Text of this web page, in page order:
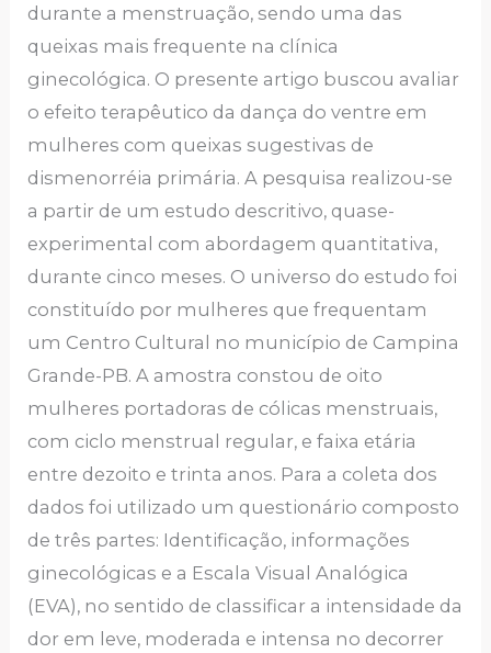
durante a menstruação, sendo uma das
queixas mais frequente na clínica
ginecológica. O presente artigo buscou avaliar
o efeito terapêutico da dança do ventre em
mulheres com queixas sugestivas de
dismenorréia primária. A pesquisa realizou-se
a partir de um estudo descritivo, quase-
experimental com abordagem quantitativa,
durante cinco meses. O universo do estudo foi
constituído por mulheres que frequentam
um Centro Cultural no município de Campina
Grande-PB. A amostra constou de oito
mulheres portadoras de cólicas menstruais,
com ciclo menstrual regular, e faixa etária
entre dezoito e trinta anos. Para a coleta dos
dados foi utilizado um questionário composto
de três partes: Identificação, informações
ginecológicas e a Escala Visual Analógica
(EVA), no sentido de classificar a intensidade da
dor em leve, moderada e intensa no decorrer